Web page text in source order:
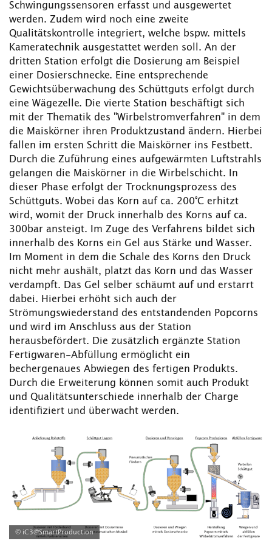
Schwingungssensoren erfasst und ausgewertet
werden. Zudem wird noch eine zweite
Qualitätskontrolle integriert, welche bspw. mittels
Kameratechnik ausgestattet werden soll. An der
dritten Station erfolgt die Dosierung am Beispiel
einer Dosierschnecke. Eine entsprechende
Gewichtsüberwachung des Schüttguts erfolgt durch
eine Wägezelle. Die vierte Station beschäftigt sich
mit der Thematik des "Wirbelstromverfahren" in dem
die Maiskörner ihren Produktzustand ändern. Hierbei
fallen im ersten Schritt die Maiskörner ins Festbett.
Durch die Zuführung eines aufgewärmten Luftstrahls
gelangen die Maiskörner in die Wirbelschicht. In
dieser Phase erfolgt der Trocknungsprozess des
Schüttguts. Wobei das Korn auf ca. 200°C erhitzt
wird, womit der Druck innerhalb des Korns auf ca.
300bar ansteigt. Im Zuge des Verfahrens bildet sich
innerhalb des Korns ein Gel aus Stärke und Wasser.
Im Moment in dem die Schale des Korns den Druck
nicht mehr aushält, platzt das Korn und das Wasser
verdampft. Das Gel selber schäumt auf und erstarrt
dabei. Hierbei erhöht sich auch der
Strömungswiederstand des entstandenden Popcorns
und wird im Anschluss aus der Station
herausbefördert. Die zusätzlich ergänzte Station
Fertigwaren-Abfüllung ermöglicht ein
bechergenaues Abwiegen des fertigen Produkts.
Durch die Erweiterung können somit auch Produkt
und Qualitätsunterschiede innerhalb der Charge
identifiziert und überwacht werden.
© iC3@SmartProduction